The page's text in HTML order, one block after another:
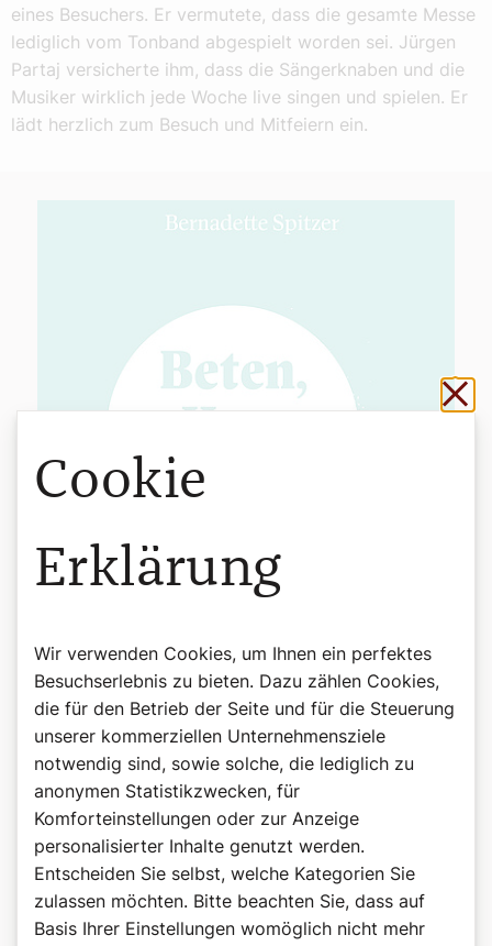
eines Besuchers. Er vermutete, dass die gesamte Messe
lediglich vom Tonband abgespielt worden sei. Jürgen
Partaj versicherte ihm, dass die Sängerknaben und die
Musiker wirklich jede Woche live singen und spielen. Er
lädt herzlich zum Besuch und Mitfeiern ein.
©Wiener Domverlag
Buchtipp: Beten, Herr Pfarrer!
Weitere lustige Anekdoten finden Sie in "Beten, Herr
Pfarrer!" von Bernadette Spitzer.
Cookie
Erklärung
Wir verwenden Cookies, um Ihnen ein perfektes
Besuchserlebnis zu bieten. Dazu zählen Cookies,
die für den Betrieb der Seite und für die Steuerung
unserer kommerziellen Unternehmensziele
notwendig sind, sowie solche, die lediglich zu
anonymen Statistikzwecken, für
Komforteinstellungen oder zur Anzeige
personalisierter Inhalte genutzt werden.
Entscheiden Sie selbst, welche Kategorien Sie
zulassen möchten. Bitte beachten Sie, dass auf
Basis Ihrer Einstellungen womöglich nicht mehr